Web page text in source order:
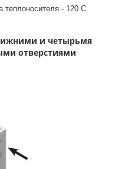
- 120 С.
и четырьмя
отверстиями